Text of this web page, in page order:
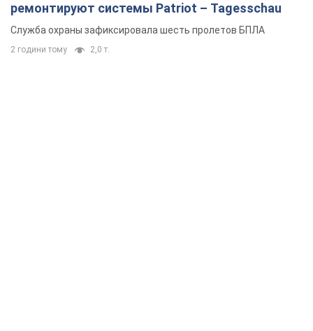
ремонтируют системы Patriot – Tagesschau
Служба охраны зафиксировала шесть пролетов БПЛА
2 години тому 2,0 т.